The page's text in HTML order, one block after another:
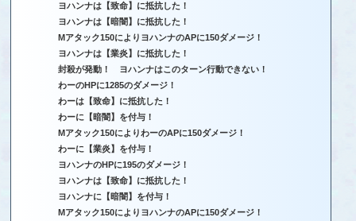
ヨハンナは【致命】に抵抗した！
ヨハンナは【暗闇】に抵抗した！
Mアタック150によりヨハンナのAPに150ダメージ！
ヨハンナは【業炎】に抵抗した！
封殺が発動！ ヨハンナはこのターン行動できない！
わーのHPに1285のダメージ！
わーは【致命】に抵抗した！
わーに【暗闇】を付与！
Mアタック150によりわーのAPに150ダメージ！
わーに【業炎】を付与！
ヨハンナのHPに195のダメージ！
ヨハンナは【致命】に抵抗した！
ヨハンナに【暗闇】を付与！
Mアタック150によりヨハンナのAPに150ダメージ！